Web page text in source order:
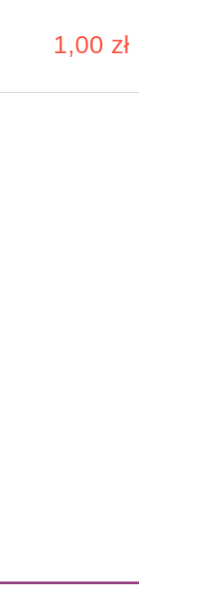
1,00 zł